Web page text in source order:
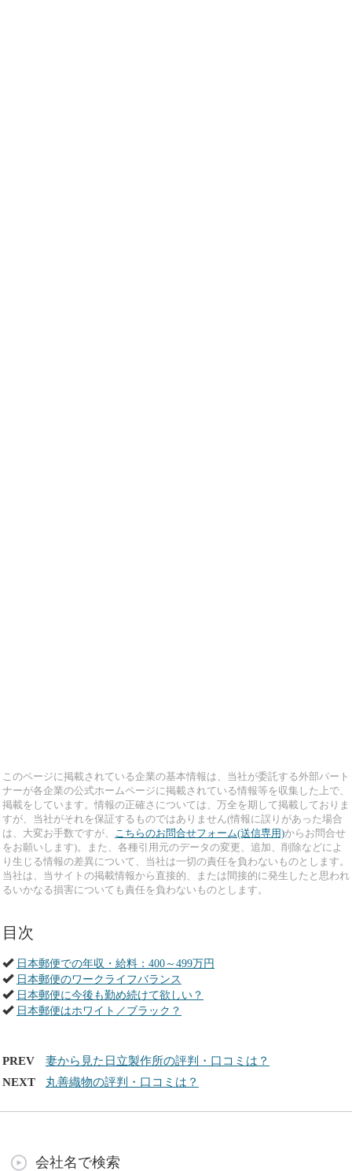
このページに掲載されている企業の基本情報は、当社が委託する外部パート
ナーが各企業の公式ホームページに掲載されている情報等を収集した上で、
掲載をしています。情報の正確さについては、万全を期して掲載しておりま
すが、当社がそれを保証するものではありません(情報に誤りがあった場合
は、大変お手数ですが、
こちらのお問合せフォーム(送信専用)からお問合せ
をお願いします)。また、各種引用元のデータの変更、追加、削除などによ
り生じる情報の差異について、当社は一切の責任を負わないものとします。
当社は、当サイトの掲載情報から直接的、または間接的に発生したと思われ
るいかなる損害についても責任を負わないものとします。
目次
日本郵便での年収・給料：400～499万円
日本郵便のワークライフバランス
日本郵便に今後も勤め続けて欲しい？
日本郵便はホワイト／ブラック？
PREV
妻から見た日立製作所の評判・口コミは？
NEXT
丸善織物の評判・口コミは？
会社名で検索